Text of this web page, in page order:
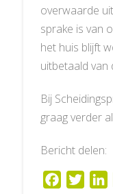
overwaarde
sprake is van
het huis blijft
uitbetaald van
Bij
graag verder
Bericht delen:
Facebook